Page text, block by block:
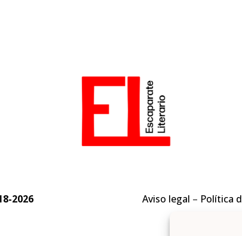
2026 Aviso legal – Política